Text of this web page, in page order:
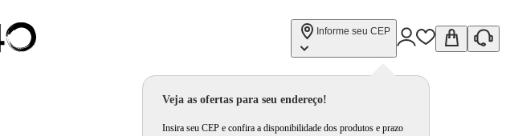
Informe seu CEP
Veja as ofertas para seu endereço!
Insira seu CEP e confira a disponibilidade dos produtos e prazo